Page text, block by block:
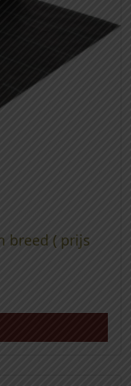
breed ( prijs